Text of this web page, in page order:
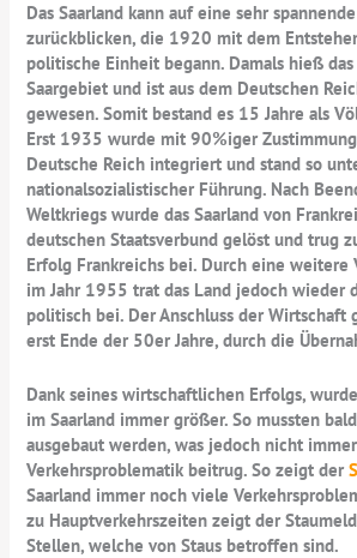
Das Saarland kann auf eine sehr
zurückblicken, die 1920 mit dem
politische Einheit begann. Damals hieß
Saargebiet und ist aus dem Deutschen
gewesen. Somit bestand es 15 Jahre als
Erst 1935 wurde mit 90%iger
Deutsche Reich integriert und stand so
nationalsozialistischer Führung. Nach
Weltkriegs wurde das Saarland von
deutschen Staatsverbund gelöst und trug
Erfolg Frankreichs bei. Durch eine weitere
im Jahr 1955 trat das Land jedoch wieder
politisch bei. Der Anschluss der Wirtschaft
erst Ende der 50er Jahre, durch die
Dank seines wirtschaftlichen Erfolgs,
im Saarland immer größer. So mussten
ausgebaut werden, was jedoch nicht
Verkehrsproblematik beitrug. So zeigt der
Saarland immer noch viele
zu Hauptverkehrszeiten zeigt der
Stellen, welche von Staus betroffen sind.